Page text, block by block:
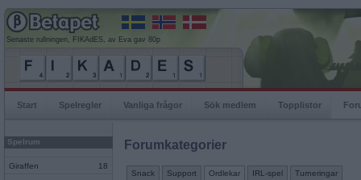
Senaste rullningen, FIKAdES, av Eva gav 80p
Start Spelregler Vanliga frågor Sök medlem Topplistor
Spelrum
Giraffen 18
Forumkategorier
Snack Support Ordlekar IRL-spel Turneringar